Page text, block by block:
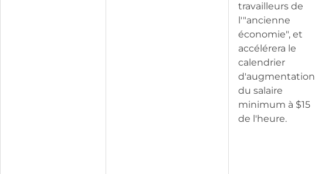
travailleurs de
l'"ancienne
économie", et
accélérera le
calendrier
d'augmentation
du salaire
minimum à $15
de l'heure.